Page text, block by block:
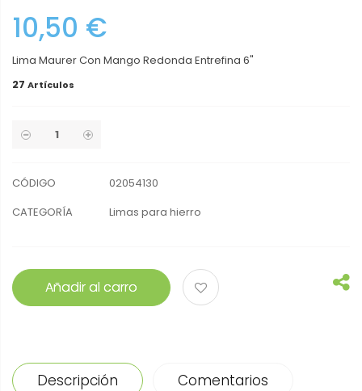
10,50 €
Lima Maurer Con Mango Redonda Entrefina 6"
27 Artículos
CÓDIGO
02054130
CATEGORÍA
Limas para hierro
Añadir al carro
Descripción Comentarios